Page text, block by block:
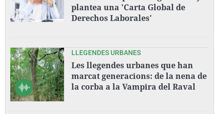
plantea una 'Carta Global de
Derechos Laborales'
LLEGENDES URBANES
Les llegendes urbanes que han
marcat generacions: de la nena de
la corba a la Vampira del Raval